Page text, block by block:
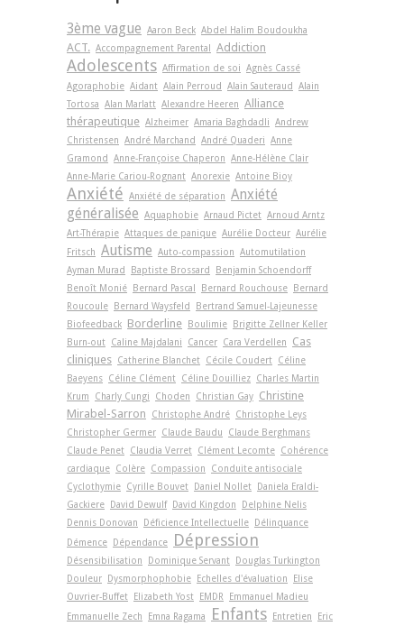
3ème vague Aaron Beck Abdel Halim Boudoukha
ACT. Accompagnement Parental Addiction
Adolescents Affirmation de soi Agnès Cassé
Agoraphobie Aidant Alain Perroud Alain Sauteraud
Alain
Tortosa Alan Marlatt Alexandre Heeren Alliance
thérapeutique Alzheimer Amaria Baghdadli Andrew
Christensen André Marchand André Quaderi Anne
Gramond
Anne-Françoise Chaperon Anne-Hélène Clair
Anne-Marie Cariou-Rognant Anorexie Antoine Bioy
Anxiété Anxiété de séparation Anxiété
généralisée Aquaphobie Arnaud Pictet Arnoud Arntz
Art-Thérapie Attaques de panique Aurélie Docteur Aurélie
Fritsch Autisme Auto-compassion Automutilation
Ayman Murad
Baptiste Brossard
Benjamin Schoendorff
Benoît Monié
Bernard Pascal Bernard Rouchouse
Bernard
Roucoule
Bernard Waysfeld
Bertrand Samuel-Lajeunesse
Biofeedback Borderline Boulimie
Brigitte Zellner Keller
Burn-out Caline Majdalani Cancer Cara Verdellen
Cas
cliniques Catherine Blanchet Cécile Coudert Céline
Baeyens Céline Clément Céline Douilliez Charles Martin
Krum
Charly Cungi Choden Christian Gay Christine
Mirabel-Sarron
Christophe André Christophe Leys
Christopher Germer Claude Baudu
Claude Berghmans
Claude Penet Claudia Verret Clément Lecomte Cohérence
cardiaque Colère Compassion
Conduite antisociale
Cyclothymie Cyrille Bouvet Daniel Nollet
Daniela Eraldi-
Gackiere
David Dewulf David Kingdon
Delphine Nelis
Dennis Donovan
Déficience Intellectuelle
Délinquance
Démence
Dépendance Dépression
Désensibilisation Dominique Servant
Douglas Turkington
Douleur
Dysmorphophobie Echelles d'évaluation
Elise
Ouvrier-Buffet
Elizabeth Yost EMDR
Emmanuel Madieu
Emmanuelle Zech
Emna Ragama Enfants Entretien
Eric